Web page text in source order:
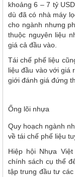
khoảng 6 – 7 tỷ
dù đã có nhà máy
cho ngành nhưng
thuộc nguyên liệu
giá cả đầu vào.
Tái chế phế liệu
liệu đầu vào với giá
giới đánh giá đứng
Ống lõi nhựa
Quy hoạch ngành
về tái chế phế liệu
Hiệp hội Nhựa
chính sách cụ thể
tập trung đầu tư